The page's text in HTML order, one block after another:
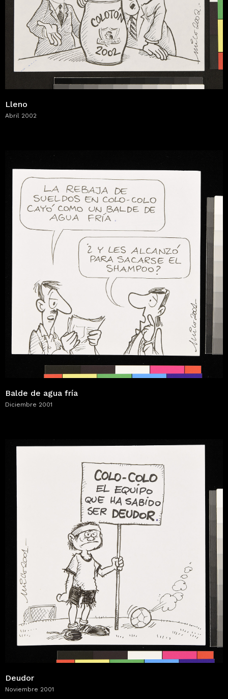
Lleno
Abril 2002
Balde de agua fría
Diciembre 2001
Deudor
Noviembre 2001